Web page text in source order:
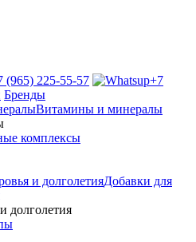
(965) 225-55-57
+7
Бренды
Витамины и минералы
комплексы
Добавки для
долголетия